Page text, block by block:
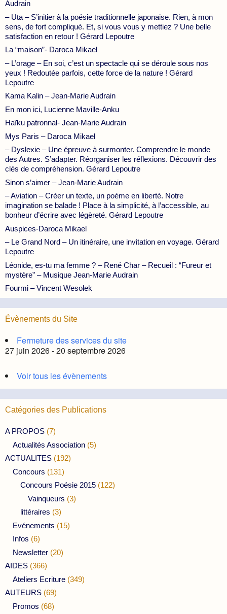
Audrain
– Uta – S’initier à la poésie traditionnelle japonaise. Rien, à mon
sens, de fort compliqué. Et, si vous vous y mettiez ? Une belle
satisfaction en retour ! Gérard Lepoutre
La “maison”- Daroca Mikael
– L’orage – En soi, c’est un spectacle qui se déroule sous nos
yeux ! Redoutée parfois, cette force de la nature ! Gérard
Lepoutre
Kama Kalin – Jean-Marie Audrain
En mon ici, Lucienne Maville-Anku
Haïku patronnal- Jean-Marie Audrain
Mys Paris – Daroca Mikael
– Dyslexie – Une épreuve à surmonter. Comprendre le monde
des Autres. S’adapter. Réorganiser les réflexions. Découvrir des
clés de compréhension. Gérard Lepoutre
Sinon s’aimer – Jean-Marie Audrain
– Aviation – Créer un texte, un poème en liberté. Notre
imagination se balade ! Place à la simplicité, à l’accessible, au
bonheur d’écrire avec légèreté. Gérard Lepoutre
Auspices-Daroca Mikael
– Le Grand Nord – Un itinéraire, une invitation en voyage. Gérard
Lepoutre
Léonide, es-tu ma femme ? – René Char – Recueil : “Fureur et
mystère” – Musique Jean-Marie Audrain
Fourmi – Vincent Wesolek
Évènements du Site
Fermeture des services du site
27 juin 2026 - 20 septembre 2026
Voir tous les évènements
Catégories des Publications
A PROPOS (7)
Actualités Association (5)
ACTUALITES (192)
Concours (131)
Concours Poésie 2015 (122)
Vainqueurs (3)
littéraires (3)
Evénements (15)
Infos (6)
Newsletter (20)
AIDES (366)
Ateliers Ecriture (349)
AUTEURS (69)
Promos (68)